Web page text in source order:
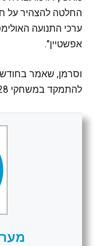
החלטה להצהיר על
ערכי התנועה
אפשטיין".
וסרמן, שאמר
להתמקד במשחקי 2028, לא הגיב לבקשת תגובה.